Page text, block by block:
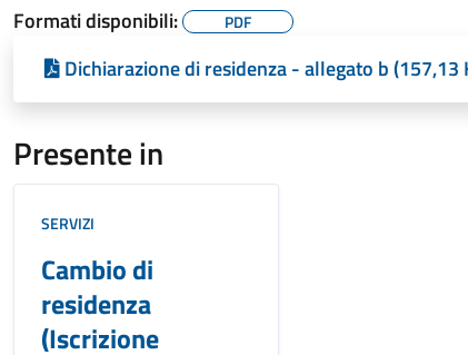
Formati disponibili: PDF
Dichiarazione di residenza - allegato b (157,13
Presente in
SERVIZI
Cambio di
residenza
(Iscrizione